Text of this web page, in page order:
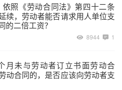
照《劳动合同法》第四十二条
续，劳动者能否请求用人单位支
的二倍工资？
8944 1
月未与劳动者订立书面劳动合
动合同的，是否应该向劳动者支